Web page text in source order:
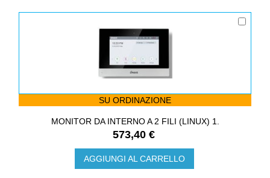
SU ORDINAZIONE
MONITOR DA INTERNO A 2 FILI (LINUX) 1.
573,40 €
AGGIUNGI AL CARRELLO